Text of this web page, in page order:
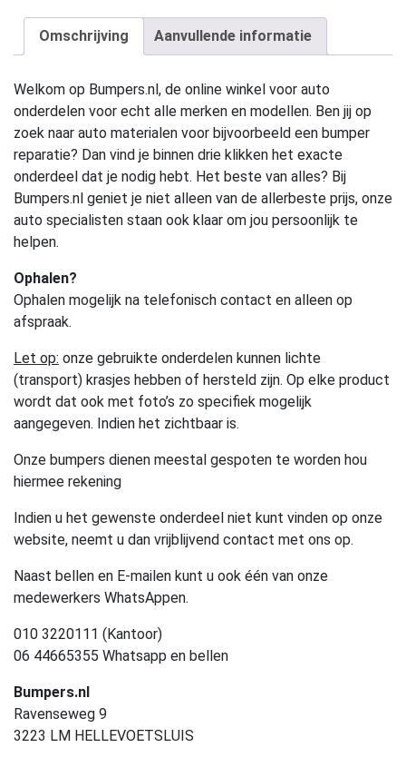
Omschrijving Aanvullende informatie
Welkom op Bumpers.nl, de online winkel voor auto
onderdelen voor echt alle merken en modellen. Ben jij op
zoek naar auto materialen voor bijvoorbeeld een bumper
reparatie? Dan vind je binnen drie klikken het exacte
onderdeel dat je nodig hebt. Het beste van alles? Bij
Bumpers.nl geniet je niet alleen van de allerbeste prijs, onze
auto specialisten staan ook klaar om jou persoonlijk te
helpen.
Ophalen?
Ophalen mogelijk na telefonisch contact en alleen op
afspraak.
Let op: onze gebruikte onderdelen kunnen lichte
(transport) krasjes hebben of hersteld zijn. Op elke product
wordt dat ook met foto’s zo specifiek mogelijk
aangegeven. Indien het zichtbaar is.
Onze bumpers dienen meestal gespoten te worden hou
hiermee rekening
Indien u het gewenste onderdeel niet kunt vinden op onze
website, neemt u dan vrijblijvend contact met ons op.
Naast bellen en E-mailen kunt u ook één van onze
medewerkers WhatsAppen.
010 3220111 (Kantoor)
06 44665355 Whatsapp en bellen
Bumpers.nl
Ravenseweg 9
3223 LM HELLEVOETSLUIS